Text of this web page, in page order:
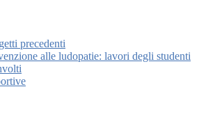
precedenti
alle ludopatie: lavori degli studenti